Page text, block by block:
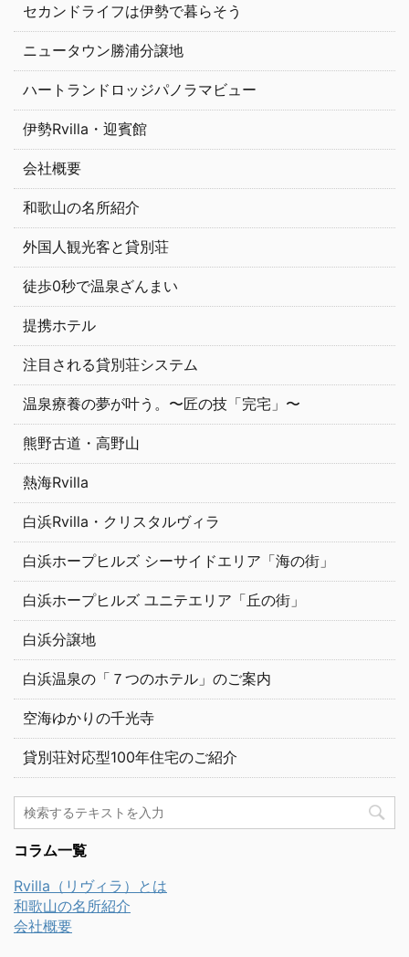
セカンドライフは伊勢で暮らそう
ニュータウン勝浦分譲地
ハートランドロッジパノラマビュー
伊勢Rvilla・迎賓館
会社概要
和歌山の名所紹介
外国人観光客と貸別荘
徒歩0秒で温泉ざんまい
提携ホテル
注目される貸別荘システム
温泉療養の夢が叶う。〜匠の技「完宅」〜
熊野古道・高野山
熱海Rvilla
白浜Rvilla・クリスタルヴィラ
白浜ホープヒルズ シーサイドエリア「海の街」
白浜ホープヒルズ ユニテエリア「丘の街」
白浜分譲地
白浜温泉の「７つのホテル」のご案内
空海ゆかりの千光寺
貸別荘対応型100年住宅のご紹介
コラム一覧
Rvilla（リヴィラ）とは
和歌山の名所紹介
会社概要